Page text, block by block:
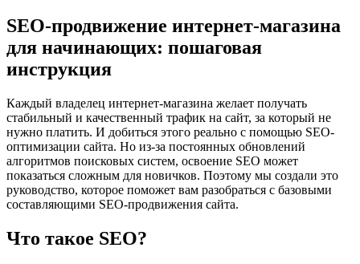
SEO-продвижение интернет-магазина
для начинающих: пошаговая
инструкция
Каждый владелец интернет-магазина желает получать
стабильный и качественный трафик на сайт, за который не
нужно платить. И добиться этого реально с помощью SEO-
оптимизации сайта. Но из-за постоянных обновлений
алгоритмов поисковых систем, освоение SEO может
показаться сложным для новичков. Поэтому мы создали это
руководство, которое поможет вам разобраться с базовыми
составляющими SEO-продвижения сайта.
Что такое SEO?